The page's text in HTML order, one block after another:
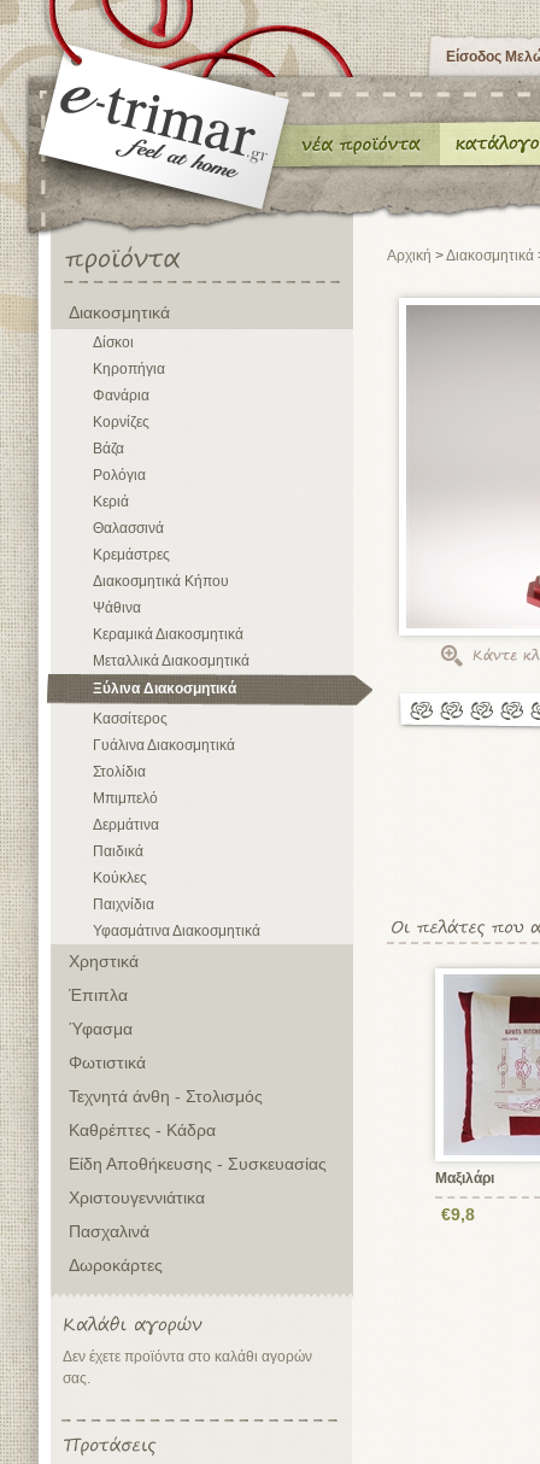
Είσοδος
Διακοσμητικά
Δίσκοι
Κηροπήγια
Φανάρια
Κορνίζες
Βάζα
Ρολόγια
Κεριά
Θαλασσινά
Κρεμάστρες
Διακοσμητικά Κήπου
Ψάθινα
Κεραμικά Διακοσμητικά
Μεταλλικά Διακοσμητικά
Ξύλινα Διακοσμητικά
Κασσίτερος
Γυάλινα Διακοσμητικά
Στολίδια
Μπιμπελό
Δερμάτινα
Παιδικά
Κούκλες
Παιχνίδια
Υφασμάτινα Διακοσμητικά
Χρηστικά
Έπιπλα
Ύφασμα
Φωτιστικά
Τεχνητά άνθη - Στολισμός
Καθρέπτες - Κάδρα
Είδη Αποθήκευσης - Συσκευασίας
Χριστουγεννιάτικα
Πασχαλινά
Δωροκάρτες
Δεν έχετε προϊόντα στο καλάθι αγορών
σας.
Αρχική >Διακοσμητικά
Μαξιλάρι
€9,8